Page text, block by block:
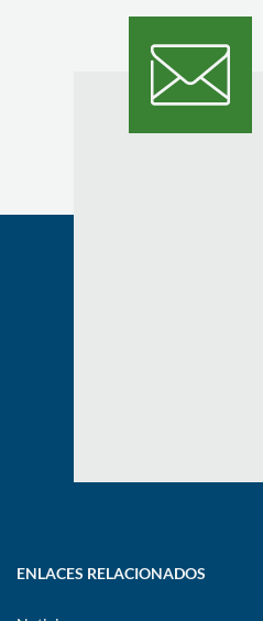
ENLACES RELACIONADOS